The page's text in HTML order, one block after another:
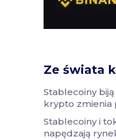
Ze świata
Stablecoiny
krypto zmienia
Stablecoiny i
napędzają